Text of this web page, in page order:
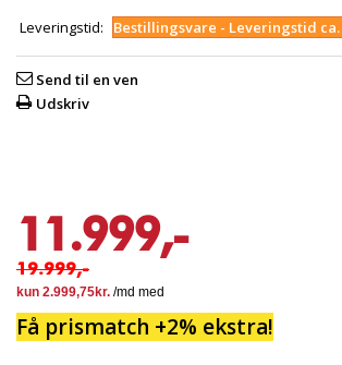
Leveringstid:
Bestillingsvare - Leveringstid
Send til en ven
Udskriv
11.999,-
19.999,-
Få prismatch +2% ekstra!